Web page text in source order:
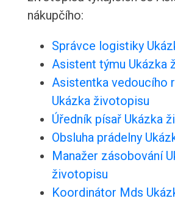
nákupčího:
Správce logistiky
Asistent týmu Ukázka
Asistentka vedoucího
Ukázka životopisu
Úředník písař Ukázka
Obsluha prádelny
Manažer zásobování
životopisu
Koordinátor Mds